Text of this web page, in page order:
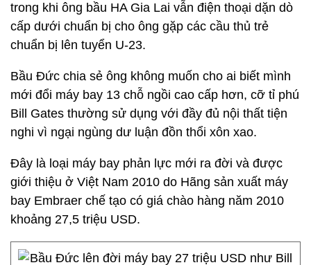
trong khi ông bầu HA Gia Lai vẫn điện thoại dặn dò
cấp dưới chuẩn bị cho ông gặp các cầu thủ trẻ
chuẩn bị lên tuyển U-23.
Bầu Đức chia sẻ ông không muốn cho ai biết mình
mới đổi máy bay 13 chỗ ngồi cao cấp hơn, cỡ tỉ phú
Bill Gates thường sử dụng với đầy đủ nội thất tiện
nghi vì ngại ngùng dư luận đồn thổi xôn xao.
Đây là loại máy bay phản lực mới ra đời và được
giới thiệu ở Việt Nam 2010 do Hãng sản xuất máy
bay Embraer chế tạo có giá chào hàng năm 2010
khoảng 27,5 triệu USD.